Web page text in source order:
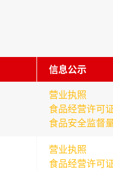
信息公示
营业执照
食品经营许可
食品安全监督
营业执照
食品经营许可